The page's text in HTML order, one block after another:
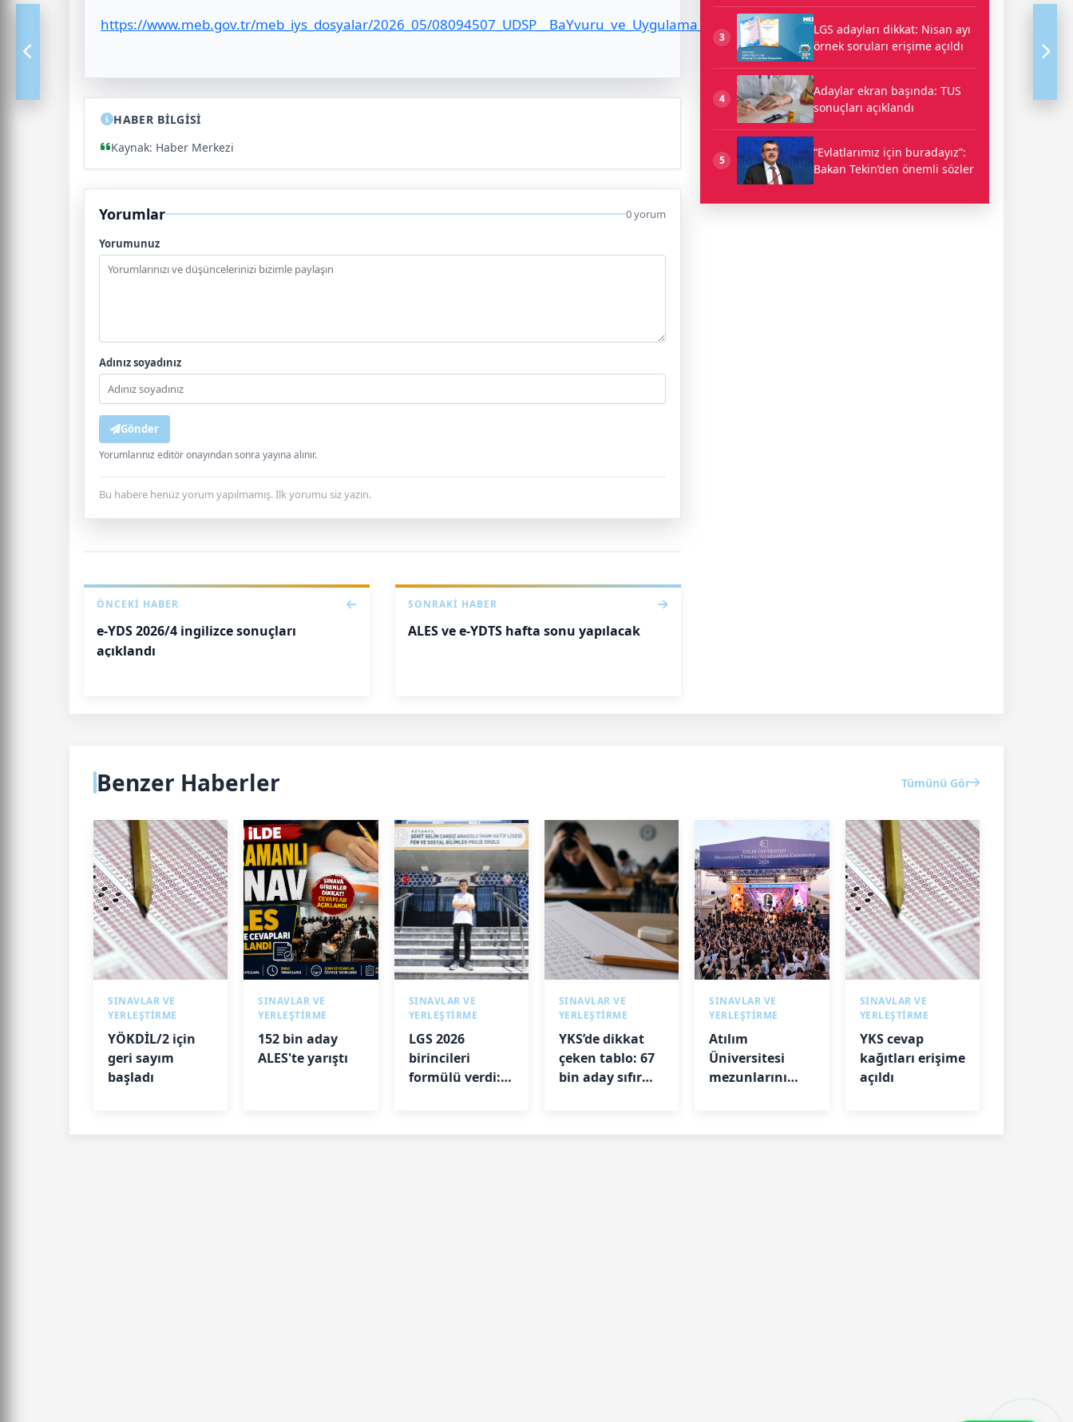
https://www.meb.gov.tr/meb_iys_dosyalar/2026_05/08094507_UDSP__BaYvuru_ve_Uygulama_KYlavuzu_2026.pdf
HABER BİLGİSİ
Kaynak: Haber Merkezi
Yorumlar 0 yorum
Yorumunuz
Adınız soyadınız
Gönder
Yorumlarınız editör onayından sonra yayına alınır.
Bu habere henüz yorum yapılmamış. İlk yorumu siz yazın.
ÖNCEKI HABER
e-YDS 2026/4 ingilizce sonuçları
açıklandı
SONRAKI HABER
ALES ve e-YDTS hafta sonu yapılacak
3
LGS adayları dikkat: Nisan ayı
örnek soruları erişime açıldı
4
Adaylar ekran başında: TUS
sonuçları açıklandı
5
“Evlatlarımız için buradayız”:
Bakan Tekin’den önemli sözler
Benzer Haberler Tümünü Gör
SINAVLAR VE
YERLEŞTİRME
YÖKDİL/2 için
geri sayım
başladı
SINAVLAR VE
YERLEŞTİRME
152 bin aday
ALES'te yarıştı
SINAVLAR VE
YERLEŞTİRME
LGS 2026
birincileri
formülü verdi:
SINAVLAR VE
YERLEŞTİRME
YKS’de dikkat
çeken tablo: 67
bin aday sıfır
SINAVLAR VE
YERLEŞTİRME
Atılım
Üniversitesi
mezunlarını
SINAVLAR VE
YERLEŞTİRME
YKS cevap
kağıtları erişime
açıldı